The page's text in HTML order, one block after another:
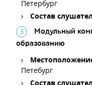
Петербург
Состав
Модульный
образованию
Петебург
Состав